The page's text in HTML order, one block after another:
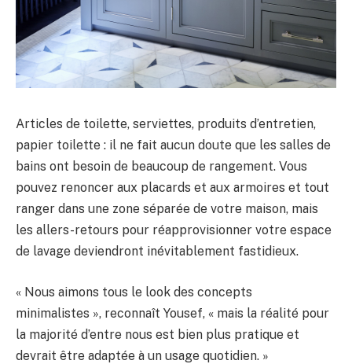
Articles de toilette, serviettes, produits d’entretien,
papier toilette : il ne fait aucun doute que les salles de
bains ont besoin de beaucoup de rangement. Vous
pouvez renoncer aux placards et aux armoires et tout
ranger dans une zone séparée de votre maison, mais
les allers-retours pour réapprovisionner votre espace
de lavage deviendront inévitablement fastidieux.
« Nous aimons tous le look des concepts
minimalistes », reconnaît Yousef, « mais la réalité pour
la majorité d’entre nous est bien plus pratique et
devrait être adaptée à un usage quotidien. »